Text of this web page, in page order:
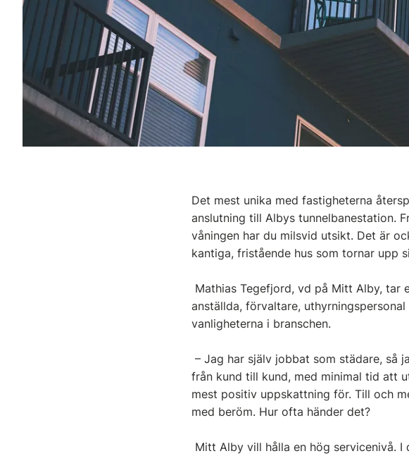
Det mest unika med fastigheterna
anslutning till Albys tunnelbanestation.
våningen har du milsvid utsikt. Det är
kantiga, fristående hus som tornar upp
Mathias Tegefjord, vd på Mitt Alby, tar
anställda, förvaltare,
vanligheterna i branschen.
– Jag har själv jobbat som städare, så
från kund till kund, med minimal tid att
mest positiv uppskattning för. Till och
med beröm. Hur ofta händer det?
Mitt Alby vill hålla en hög servicenivå.